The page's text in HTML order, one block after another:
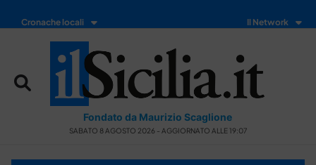
Cronache locali Il Network
Fondato da Maurizio Scaglione
SABATO 8 AGOSTO 2026 - AGGIORNATO ALLE 19:07